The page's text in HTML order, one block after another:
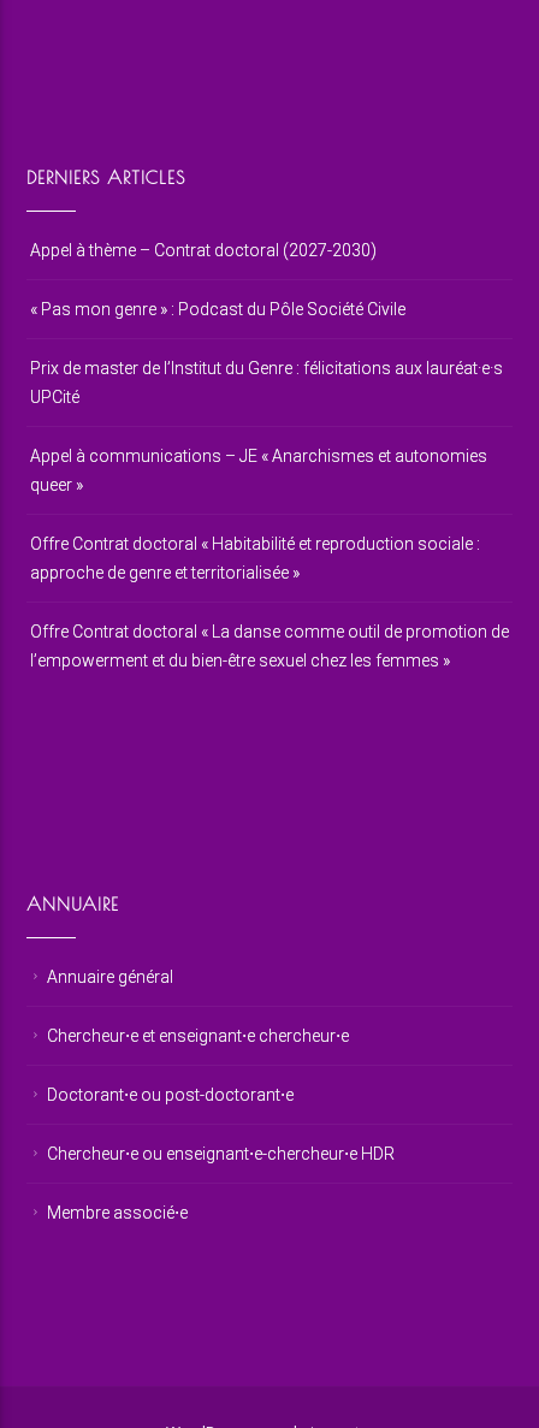
DERNIERS ARTICLES
Appel à thème – Contrat doctoral (2027-2030)
« Pas mon genre » : Podcast du Pôle Société Civile
Prix de master de l’Institut du Genre : félicitations aux lauréat·e·s
UPCité
Appel à communications – JE « Anarchismes et autonomies
queer »
Offre Contrat doctoral « Habitabilité et reproduction sociale :
approche de genre et territorialisée »
Offre Contrat doctoral « La danse comme outil de promotion de
l’empowerment et du bien-être sexuel chez les femmes »
ANNUAIRE
Annuaire général
Chercheur⋅e et enseignant⋅e chercheur⋅e
Doctorant⋅e ou post-doctorant⋅e
Chercheur⋅e ou enseignant⋅e-chercheur⋅e HDR
Membre associé⋅e